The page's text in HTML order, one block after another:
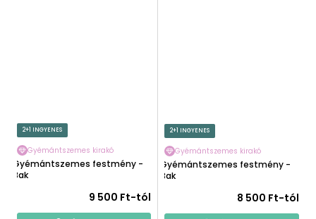
2+1 INGYENES
Gyémántszemes kirakó
Gyémántszemes festmény -
Bak
9 500 Ft-tól
2+1 INGYENES
Gyémántszemes kirakó
Gyémántszemes festmény -
Bak
8 500 Ft-tól